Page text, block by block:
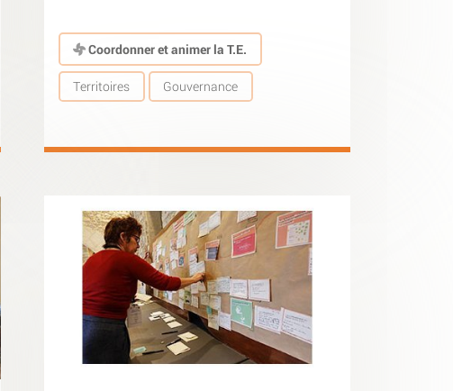
Coordonner et animer la T.E.
Territoires Gouvernance